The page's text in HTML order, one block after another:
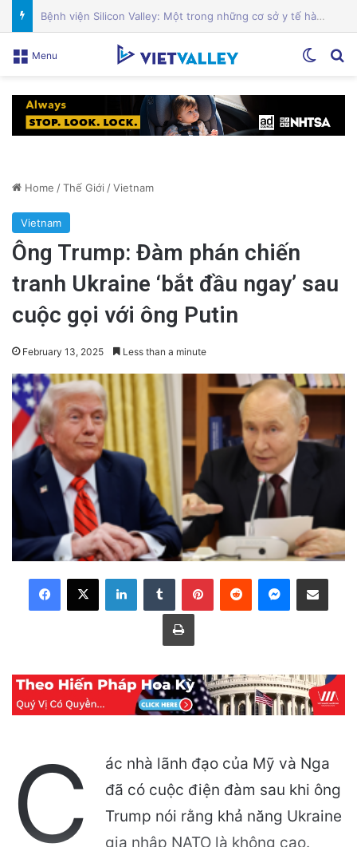
Sự Kiện Livestream Gây Chấn Động: 3 Triệu Người Theo Dõi Nguyễn Phương Hằng Tại Việt Nam!
Menu
Home /Thế Giới /Vietnam
Vietnam
Ông Trump: Đàm phán chiến
tranh Ukraine ‘bắt đầu ngay’ sau
cuộc gọi với ông Putin
February 13, 2025 Less than a minute
LinkedInTumblr PinterestReddit Messenger
Share via Email
Print
C
ác nhà lãnh đạo của Mỹ và Nga
đã có cuộc điện đàm sau khi ông
Trump nói rằng khả năng Ukraine
gia nhập NATO là không cao.